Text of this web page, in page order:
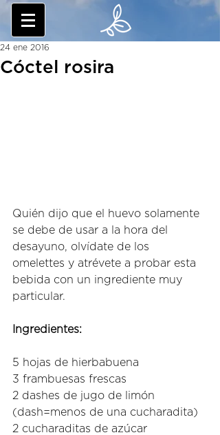
Cóctel rosira
24 ene 2016
Quién dijo que el huevo solamente
se debe de usar a la hora del
desayuno, olvídate de los
omelettes y atrévete a probar esta
bebida con un ingrediente muy
particular.
Ingredientes:
5 hojas de hierbabuena
3 frambuesas frescas
2 dashes de jugo de limón
(dash=menos de una cucharadita)
2 cucharaditas de azúcar